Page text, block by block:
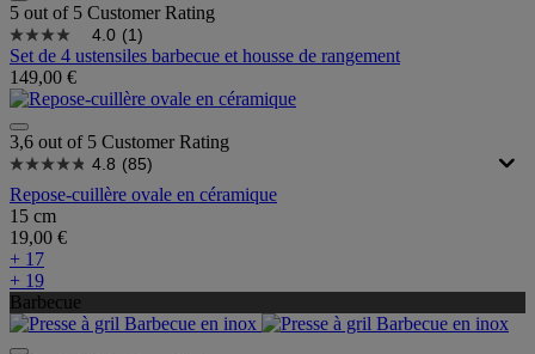
5 out of 5 Customer Rating
4.0 (1)
Set de 4 ustensiles barbecue et housse de rangement
149,00 €
3,6 out of 5 Customer Rating
4.8 (85)
Repose-cuillère ovale en céramique
15 cm
19,00 €
+ 17
+ 19
Barbecue